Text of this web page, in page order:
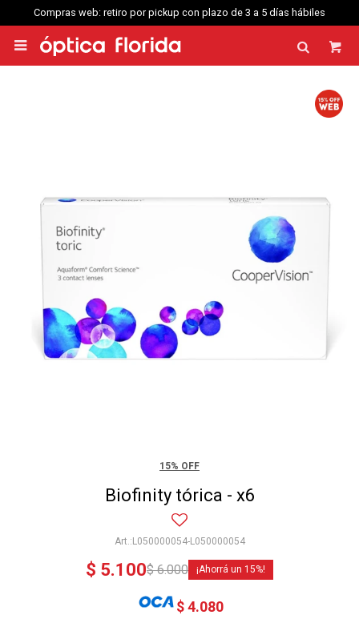
web: retiro por pickup con plazo de 3 a 5 días hábiles Compras web

15% OFF
Biofinity tórica - x6
L050000054-L050000054
$ 5.100$ 6.000 15
$ 4.080